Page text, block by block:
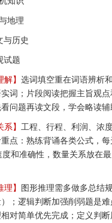
理
历史
题
解】 选词填空重在词语辨析
词；片段阅读把握主旨观
问题再读文段，学会略读辅
系】 工程、行程、利润、浓
点：熟练背诵各类公式，
和准确性，数量关系放在
理】
图形推理需多做多总结
；逻辑判断加强削弱题是
对简单优先完成；定义判